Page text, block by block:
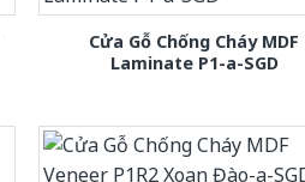
Cửa Gỗ Chống Cháy MDF
Laminate P1-a-SGD